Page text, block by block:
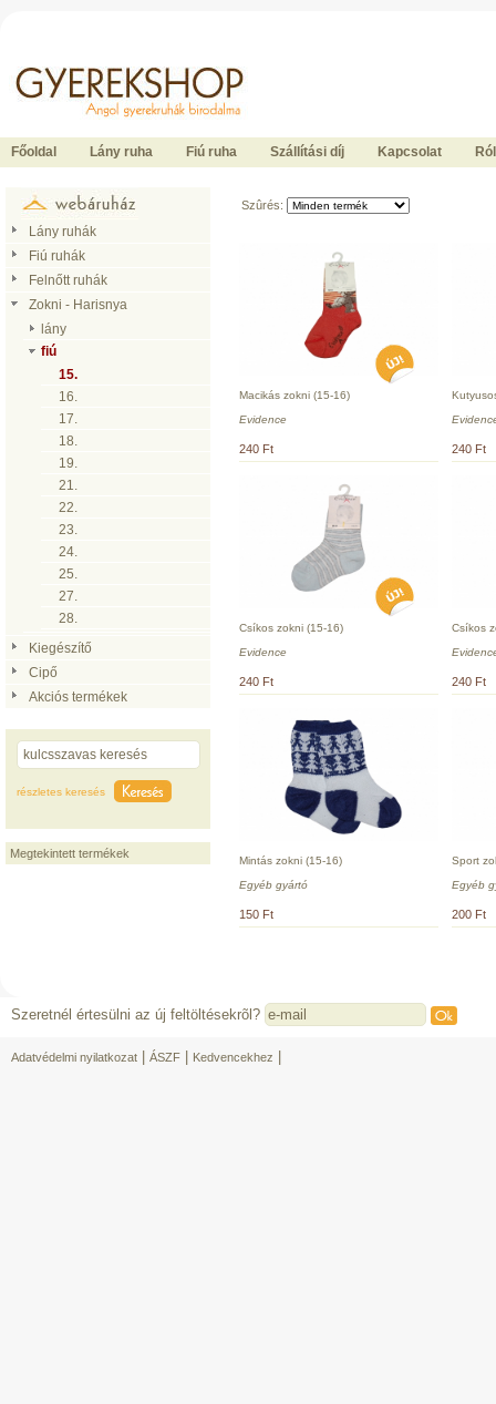
Főoldal Lány ruha Fiú ruha Szállítási díj Kapcsolat
Lány ruhák
Fiú ruhák
Felnőtt ruhák
Zokni - Harisnya
lány
fiú
15.
16.
17.
18.
19.
21.
22.
23.
24.
25.
27.
28.
Kiegészítő
Cipő
Akciós termékek
részletes keresés
Megtekintett termékek
Szûrés:
Macikás zokni (15-16)
Evidence
240 Ft 240 Ft
Csíkos zokni (15-16)
Evidence
240 Ft
Csíkos
240 Ft
Mintás zokni (15-16)
Egyéb gyártó
150 Ft
Sport
Egyéb
200 Ft
Szeretnél értesülni az új feltöltésekrõl?
Adatvédelmi nyilatkozat ÁSZF Kedvencekhez